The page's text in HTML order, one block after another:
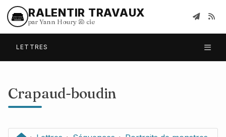
RALENTIR TRAVAUX
par Yann Houry & cie
LETTRES
Crapaud-boudin